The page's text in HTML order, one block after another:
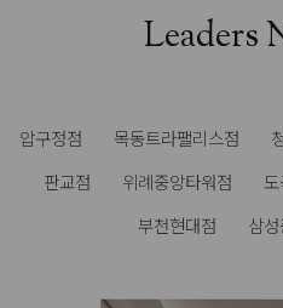
Leaders
압구정점 목동트라팰리스점
판교점
위례중앙타워점
부천현대점
삼